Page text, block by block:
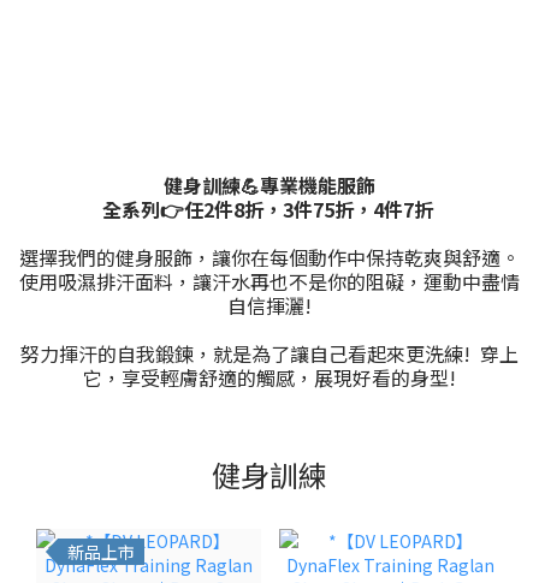
健身訓練💪專業機能服飾
全系列👉任2件8折，3件75折，4件7折
選擇我們的健身服飾，讓你在每個動作中保持乾爽與舒適。
使用吸濕排汗面料，讓汗水再也不是你的阻礙，運動中盡情
自信揮灑!
努力揮汗的自我鍛鍊，就是為了讓自己看起來更洗練! 穿上
它，享受輕膚舒適的觸感，展現好看的身型!
健身訓練
新品上市